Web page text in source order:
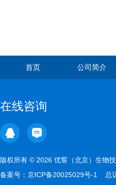
首页 公司简介
在线咨询
版权所有 © 2026 优誓（北京）生物
备案号： 京ICP备20025029号-1 总